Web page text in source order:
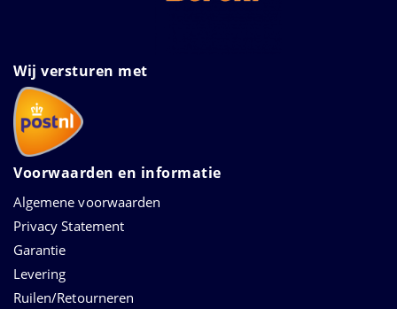
Wij versturen met
Voorwaarden en informatie
Algemene voorwaarden
Privacy Statement
Garantie
Levering
Ruilen/Retourneren